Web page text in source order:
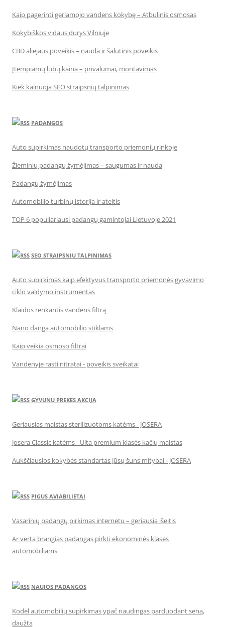
Kaip pagerinti geriamojo vandens kokybę – Atbulinis osmosas
Kokybiškos vidaus durys Vilniuje
CBD aliejaus poveikis – nauda ir šalutinis poveikis
Įtempiamų lubų kaina – privalumai, montavimas
Kiek kainuoja SEO straipsnių talpinimas
PADANGOS
Auto supirkimas naudotų transporto priemonių rinkoje
Žieminių padangų žymėjimas – saugumas ir nauda
Padangų žymėjimas
Automobilio turbinų istorija ir ateitis
TOP 6 populiariausi padangų gamintojai Lietuvoje 2021
SEO STRAIPSNIU TALPINIMAS
Auto supirkimas kaip efektyvus transporto priemonės gyvavimo
ciklo valdymo instrumentas
Klaidos renkantis vandens filtrą
Nano danga automobilio stiklams
Kaip veikia osmoso filtrai
Vandenyje rasti nitratai - poveikis sveikatai
GYVUNU PREKES AKCIJA
Geriausias maistas sterilizuotoms katėms - JOSERA
Josera Classic katėms - Ulta premium klasės kačių maistas
Aukščiausios kokybės standartas Jūsų šuns mitybai - JOSERA
PIGUS AVIABILIETAI
Vasarinių padangų pirkimas internetu – geriausia išeitis
Ar verta brangias padangas pirkti ekonominės klasės
automobiliams
NAUJOS PADANGOS
Kodėl automobilių supirkimas ypač naudingas parduodant seną,
daužtą